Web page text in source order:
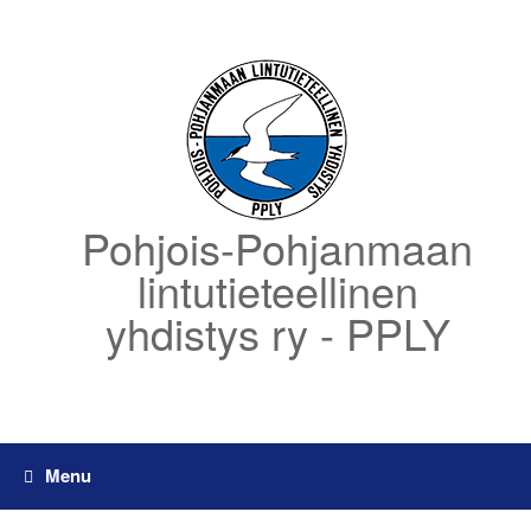
Pohjois-Pohjanmaan
lintutieteellinen
yhdistys ry - PPLY
Menu